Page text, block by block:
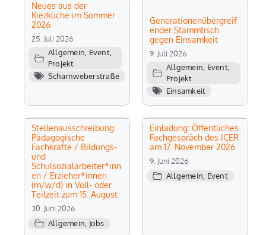
Neues aus der
Kiezküche im Sommer
2026
25. Juli 2026
Allgemein Event,
Projekt
Scharnweberstraße
Generationenübergreif
ender Stammtisch
gegen Einsamkeit
9. Juli 2026
Allgemein Event,
Projekt
Einsamkeit
Stellenausschreibung:
Pädagogische
Fachkräfte / Bildungs-
und
Schulsozialarbeiter*inn
en / Erzieher*innen
(m/w/d) in Voll- oder
Teilzeit zum 15. August
30. Juni 2026
Allgemein Jobs
Einladung: Öffentliches
Fachgespräch des ICER
am 17. November 2026
9. Juni 2026
Allgemein Event